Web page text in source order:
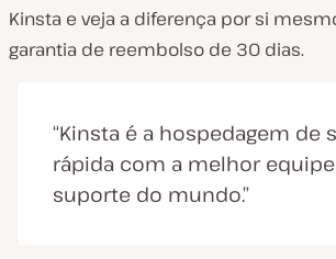
Kinsta e veja a diferença por si
garantia de reembolso de 30 dias.
“Kinsta é a hospedagem de
rápida com a melhor
suporte do mundo.”